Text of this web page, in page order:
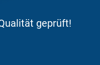
geprüft!